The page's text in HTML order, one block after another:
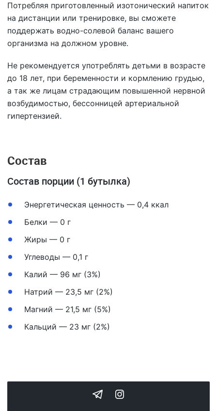
Потребляя приготовленный изотонический напиток
на дистанции или тренировке, вы сможете
поддержать водно-солевой баланс вашего
организма на должном уровне.
Не рекомендуется употреблять детьми в возрасте
до 18 лет, при беременности и кормлению грудью,
а так же лицам страдающим повышенной нервной
возбудимостью, бессонницей артериальной
гипертензией.
Состав
Состав порции (1 бутылка)
Энергетическая ценность — 0,4 ккал
Белки — 0 г
Жиры — 0 г
Углеводы — 0,1 г
Калий — 96 мг (3%)
Натрий — 23,5 мг (2%)
Магний — 21,5 мг (5%)
Кальций — 23 мг (2%)